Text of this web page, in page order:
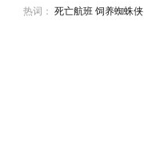
热词： 死亡航班 饲养蜘蛛侠